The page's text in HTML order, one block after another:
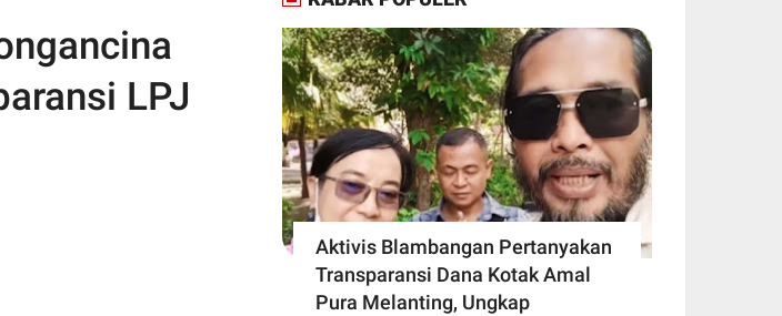
LPJ
Aktivis Blambangan Pertanyakan
Transparansi Dana Kotak Amal
Pura Melanting, Ungkap